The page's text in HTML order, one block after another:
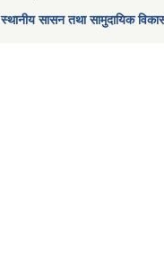
स्थानीय सासन तथा सामुदायिक